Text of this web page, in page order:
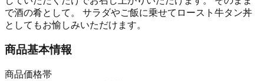
で酒の肴として。 サラダやご飯に乗せてロースト牛タン丼
としてもお愉しみいただけます。
商品基本情報
商品価格帯